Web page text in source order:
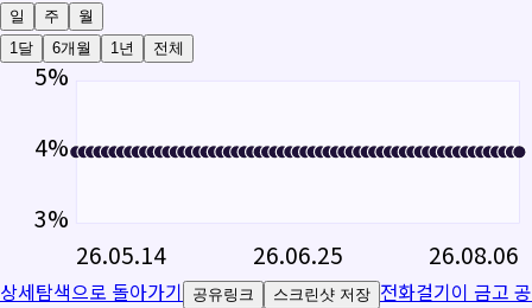
일 주
월
1달
6개월 1년 전체
5%
4%
3%
26.05.14 26.06.25 26.08.06
상세탐색으로 돌아가기 공유링크 스크린샷 저장 전화걸기이 금고 공